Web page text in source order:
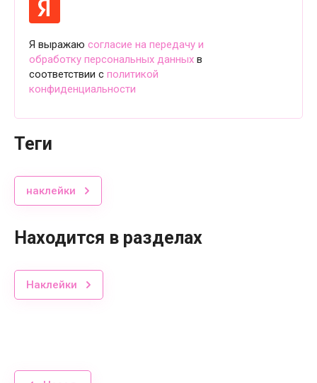
Я выражаю согласие на передачу и
обработку персональных данных в
соответствии с политикой
конфиденциальности
теги
наклейки
Находится в разделах
Наклейки